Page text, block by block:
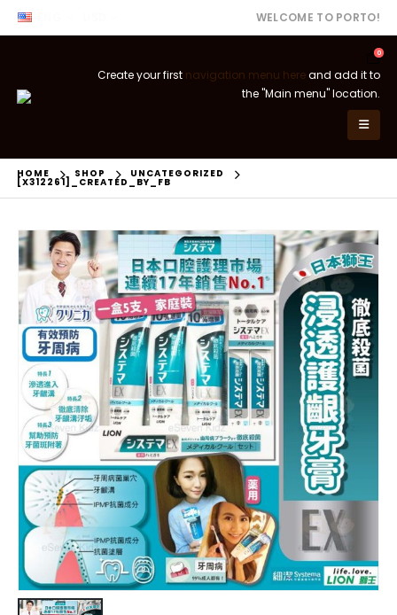
WELCOME TO PORTO!
0
Create your first navigation menu hereand add it to
the "Main menu" location.
HOME SHOP UNCATEGORIZED
[X312261]_CREATED_BY_FB